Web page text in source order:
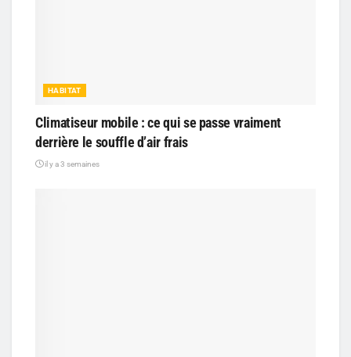
HABITAT
Climatiseur mobile : ce qui se passe vraiment
derrière le souffle d’air frais
il y a 3 semaines